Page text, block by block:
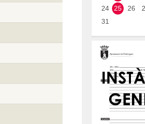
24
25 26
31